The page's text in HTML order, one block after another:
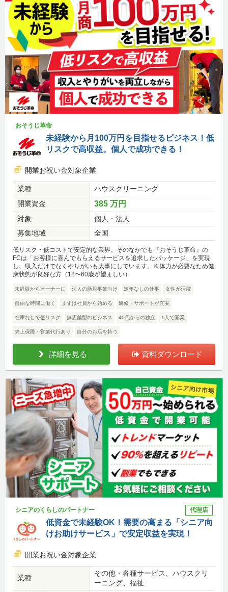
おそうじ革命
未経験から月100万円を目指せるビジネス！低
リスクで高収益。個人で成功できる！
開業お祝い金対象企業
業種
ハウスクリーニング
開業資金
385 万円
対象
個人・法人
募集地域
全国
低リスク・低コストで安定的な業界。そのなかでも『おそうじ革命』の
FCは「お客様に喜んでもらえるサービスを追求したパッケージ」を実現
し、収入だけでなくやりがいも大事にしています。※体力が必要なため健
康状態が良好な方（18〜60歳が望ましい）
未経験からオーナーに 法人の新規事業向け 定年なしの仕事 女性が活躍
自由な時間に働く まずは社員から始める 研修・サポートが充実
在庫なしで低リスク 無店舗型のビジネス 40代からの独立 1人で開業
売上保障・営業代行あり 自分のお店を持つ
詳細を見る 資料ダウンロード
シニアのくらしのパートナー 代理店
低資金で未経験OK！需要の高まる「シニア向
けお助けサービス」で安定収益を実現！
開業お祝い金対象企業
業種
その他・各種サービス、ハウスクリ
ーニング、福祉